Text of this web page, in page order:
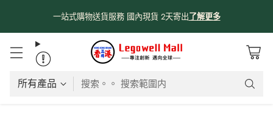
一站式購物送貨服務 國內現貨 2天寄出了解更多
搜索。。 搜索範圍内